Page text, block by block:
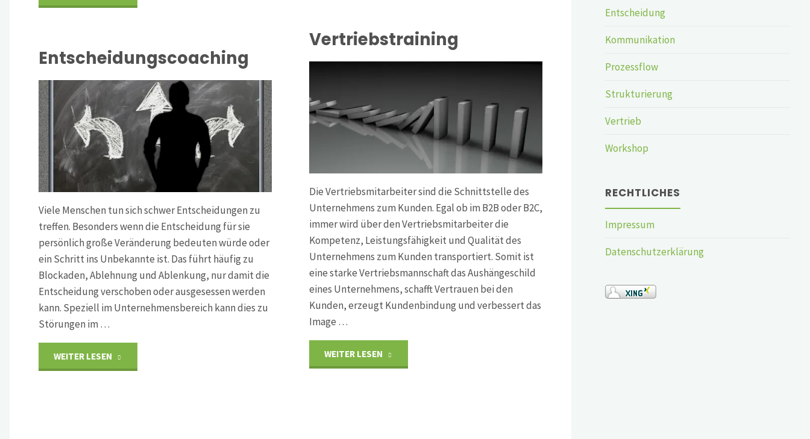
Ausbau
von
Asiengeschäften"
Vertriebstraining
Die Vertriebsmitarbeiter sind die Schnittstelle des
Unternehmens zum Kunden. Egal ob im B2B oder B2C,
immer wird über den Vertriebsmitarbeiter die
Kompetenz, Leistungsfähigkeit und Qualität des
Unternehmens zum Kunden transportiert. Somit ist
eine starke Vertriebsmannschaft das Aushängeschild
eines Unternehmens, schafft Vertrauen bei den
Kunden, erzeugt Kundenbindung und verbessert das
Image …
WEITER LESEN
Entscheidungscoaching
Viele Menschen tun sich schwer Entscheidungen zu
treffen. Besonders wenn die Entscheidung für sie
persönlich große Veränderung bedeuten würde oder
ein Schritt ins Unbekannte ist. Das führt häufig zu
Blockaden, Ablehnung und Ablenkung, nur damit die
Entscheidung verschoben oder ausgesessen werden
kann. Speziell im Unternehmensbereich kann dies zu
Störungen im …
WEITER LESEN
Entscheidung
Kommunikation
Prozessflow
Strukturierung
Vertrieb
Workshop
RECHTLICHES
Impressum
Datenschutzerklärung